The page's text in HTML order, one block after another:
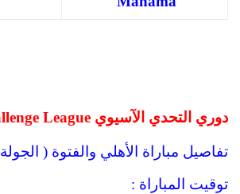
دوري التحدي الآسيوي AFC Challenge League
تفاصيل مباراة الأهلي والفتوة ( الجولة 3 ) :
توقيت المباراة :